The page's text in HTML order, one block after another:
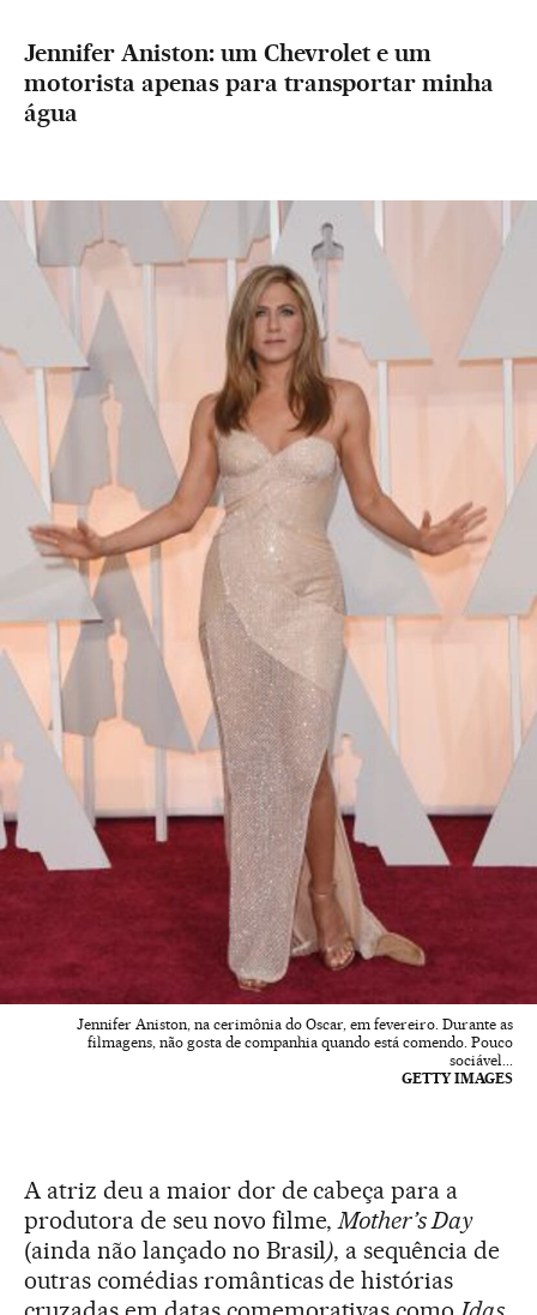
Jennifer Aniston: um Chevrolet e um
motorista apenas para transportar minha
água
Jennifer Aniston, na cerimônia do Oscar, em fevereiro. Durante as
filmagens, não gosta de companhia quando está comendo. Pouco
sociável...
GETTY IMAGES
A atriz deu a maior dor de cabeça para a
produtora de seu novo filme,Mother’s Day
(ainda não lançado no Brasil), a sequência de
outras comédias românticas de histórias